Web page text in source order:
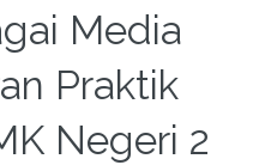
Media
Praktik
Negeri 2